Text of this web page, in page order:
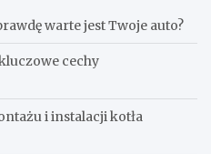
warte jest Twoje auto?
cechy
i instalacji kotła